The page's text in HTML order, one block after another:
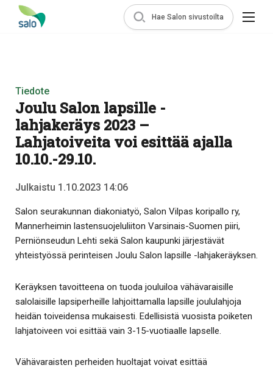
Hae Salon sivustoilta
Tiedote
Joulu Salon lapsille -
lahjakeräys 2023 –
Lahjatoiveita voi esittää ajalla
10.10.-29.10.
Julkaistu 1.10.2023 14:06
Salon seurakunnan diakoniatyö, Salon Vilpas koripallo ry,
Mannerheimin lastensuojeluliiton Varsinais-Suomen piiri,
Perniönseudun Lehti sekä Salon kaupunki järjestävät
yhteistyössä perinteisen Joulu Salon lapsille -lahjakeräyksen.
Keräyksen tavoitteena on tuoda jouluiloa vähävaraisille
salolaisille lapsiperheille lahjoittamalla lapsille joululahjoja
heidän toiveidensa mukaisesti. Edellisistä vuosista poiketen
lahjatoiveen voi esittää vain 3-15-vuotiaalle lapselle.
Vähävaraisten perheiden huoltajat voivat esittää